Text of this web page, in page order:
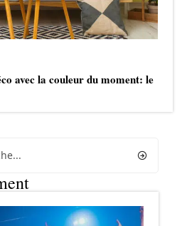
avec la couleur du moment: le